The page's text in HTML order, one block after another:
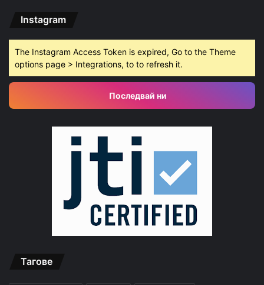
Instagram
The Instagram Access Token is expired, Go to the Theme
options page > Integrations, to to refresh it.
Последвай ни
Тагове